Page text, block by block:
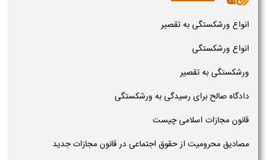
انواع ورشکستگی به تقصیر
انواع ورشکستگی
ورشکستگی به تقصیر
دادگاه صالح برای رسیدگی به ورشکستگی
قانون مجازات اسلامی چیست
مصادیق محرومیت از حقوق اجتماعی در قانون مجازات جدید